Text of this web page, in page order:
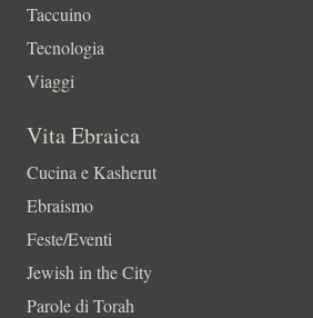
Taccuino
Tecnologia
Viaggi
Vita Ebraica
Cucina e Kasherut
Ebraismo
Feste/Eventi
Jewish in the City
Parole di Torah